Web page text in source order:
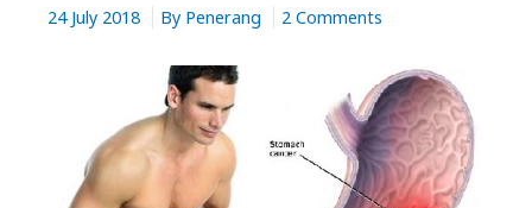
24 July 2018 By Penerang 2 Comments
Mengatasi
Asam
Lambung
Tanpa
Obat